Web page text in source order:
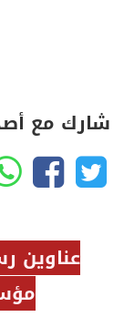
شارك مع
عناوين